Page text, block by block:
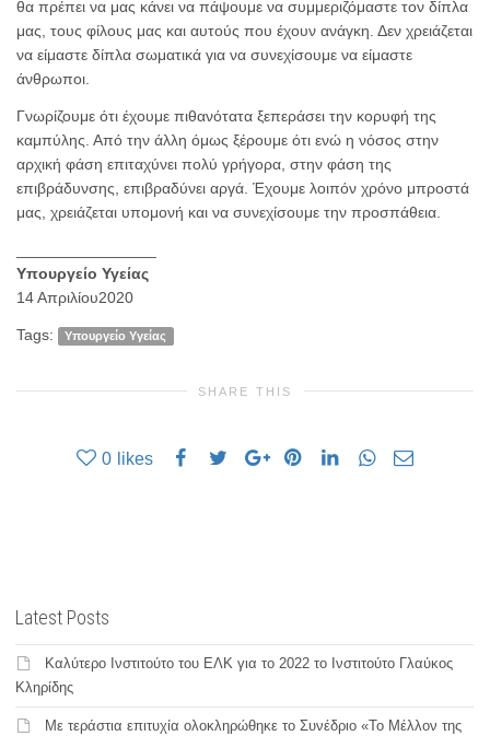
θα πρέπει να μας κάνει να πάψουμε να συμμεριζόμαστε τον δίπλα
μας, τους φίλους μας και αυτούς που έχουν ανάγκη. Δεν χρειάζεται
να είμαστε δίπλα σωματικά για να συνεχίσουμε να είμαστε
άνθρωποι.
Γνωρίζουμε ότι έχουμε πιθανότατα ξεπεράσει την κορυφή της
καμπύλης. Από την άλλη όμως ξέρουμε ότι ενώ η νόσος στην
αρχική φάση επιταχύνει πολύ γρήγορα, στην φάση της
επιβράδυνσης, επιβραδύνει αργά. Έχουμε λοιπόν χρόνο μπροστά
μας, χρειάζεται υπομονή και να συνεχίσουμε την προσπάθεια.
Υπουργείο Υγείας
14 Απριλίου2020
Tags: Υπουργείο Υγείας
SHARE THIS
0 likes
Latest Posts
Καλύτερο Ινστιτούτο του ΕΛΚ για το 2022 το Ινστιτούτο Γλαύκος
Κληρίδης
Με τεράστια επιτυχία ολοκληρώθηκε το Συνέδριο «Το Μέλλον της